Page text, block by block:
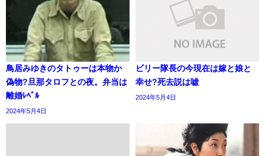
鳥居みゆきのタトゥーは本物か
偽物?旦那タロフとの夜。弁当は
離婚ﾚﾍﾞﾙ
2024年5月4日
ビリー隊長の今現在は嫁と娘と
幸せ?死去説は嘘
2024年5月4日